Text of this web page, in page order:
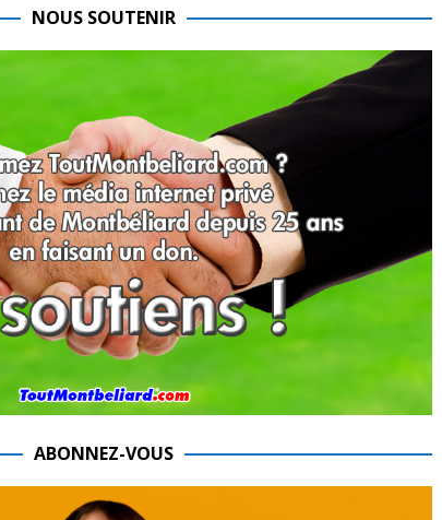
NOUS SOUTENIR
ABONNEZ-VOUS